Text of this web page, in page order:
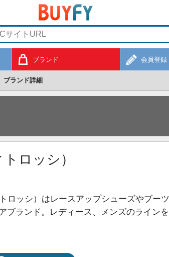
ブランド 会員登録
ブランド詳細
ロッシ）
ロッシ）はレースアップシューズやブーツ
ブランド。レディース、メンズのラインを